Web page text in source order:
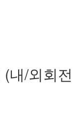
내/외회전